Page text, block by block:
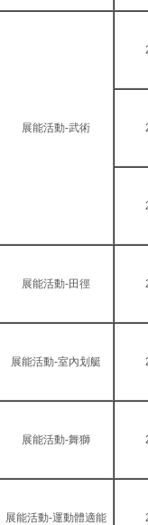
展能活動-武術
展能活動-田徑
展能活動-室內划艇
展能活動-舞獅
展能活動-運動體適能